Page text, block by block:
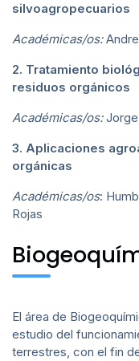
silvoagropecuarios
Académicas/os:
2. Tratamiento
residuos orgánicos
Académicas/os:
3. Aplicaciones
orgánicas
Académicas/os:
Rojas
El área de
estudio del
terrestres, con el fin